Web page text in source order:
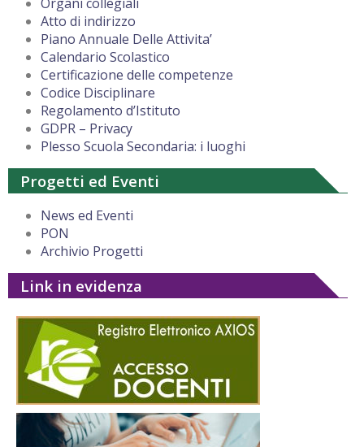
Atto di indirizzo
Piano Annuale Delle Attivita’
Calendario Scolastico
Certificazione delle competenze
Codice Disciplinare
Regolamento d’Istituto
GDPR – Privacy
Plesso Scuola Secondaria: i luoghi
Progetti ed Eventi
News ed Eventi
PON
Archivio Progetti
Link in evidenza